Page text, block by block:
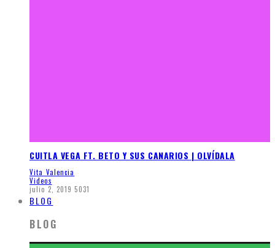
CUITLA VEGA FT. BETO Y SUS CANARIOS | OLVÍDALA
Vita Valencia
Videos
julio 2, 2019 5031
BLOG
BLOG